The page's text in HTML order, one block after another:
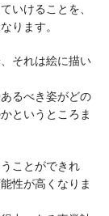
いけることを、
ります。
それは絵に描い
るべき姿がどの
というところま
ことができれ
性が高くなりま